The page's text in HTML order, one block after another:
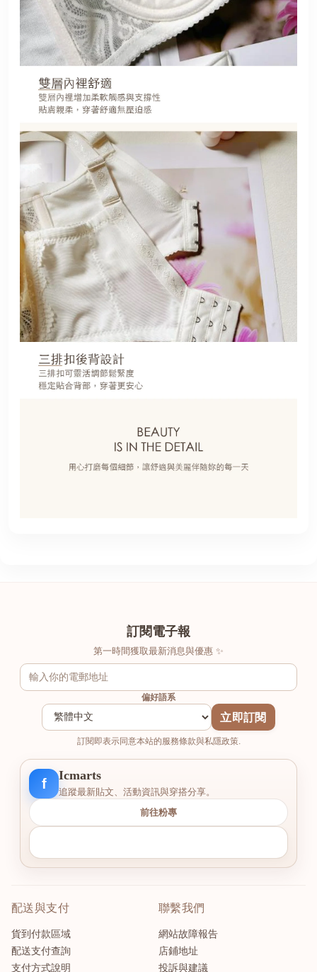
訂閱電子報
第一時間獲取最新消息與優惠 ✨
偏好語系
立即訂閱
訂閱即表示同意本站的服務條款與私隱政策.
f
Icmarts
追蹤最新貼文、活動資訊與穿搭分享。
前往粉專
配送與支付
貨到付款區域
配送支付查詢
支付方式說明
聯繫我們
網站故障報告
店鋪地址
投訴與建議